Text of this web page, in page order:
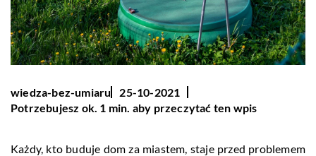
wiedza-bez-umiaru
25-10-2021
Potrzebujesz ok. 1 min. aby przeczytać ten wpis
Każdy, kto buduje dom za miastem, staje przed problemem